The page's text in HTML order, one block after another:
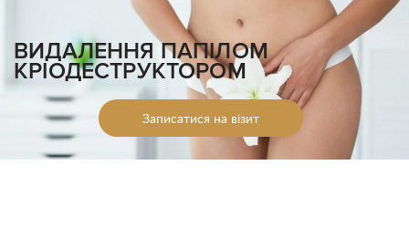
ВИДАЛЕННЯ ПАПІЛОМ
КРІОДЕСТРУКТОРОМ
Записатися на візит